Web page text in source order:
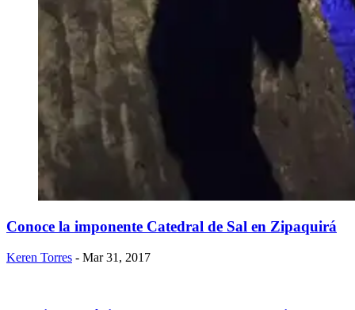
Conoce la imponente Catedral de Sal en Zipaquirá
Keren Torres - Mar 31, 2017